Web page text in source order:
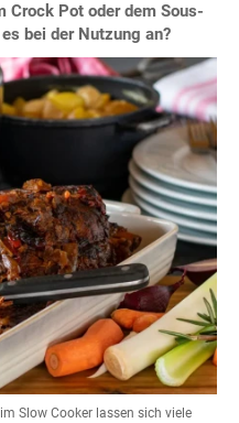
Crock Pot oder dem Sous-
bei der Nutzung an?
Slow Cooker lassen sich viele